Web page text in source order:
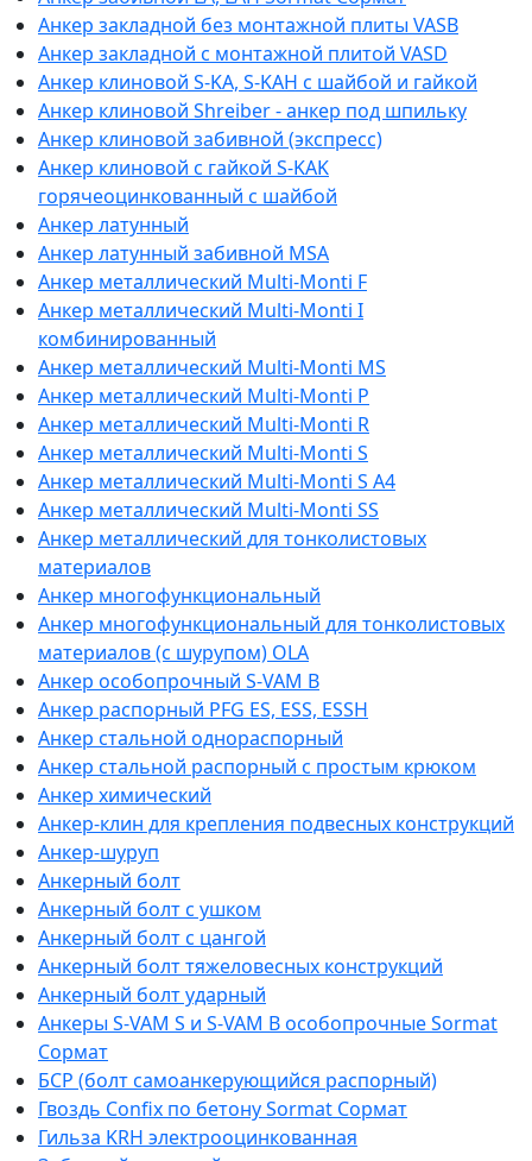
Анкер закладной без монтажной плиты VASB
Анкер закладной с монтажной плитой VASD
Анкер клиновой S-KA, S-KAH с шайбой и гайкой
Анкер клиновой Shreiber - анкер под шпильку
Анкер клиновой забивной (экспресс)
Анкер клиновой с гайкой S-KAK
горячеоцинкованный с шайбой
Анкер латунный
Анкер латунный забивной MSA
Анкер металлический Multi-Monti F
Анкер металлический Multi-Monti I
комбинированный
Анкер металлический Multi-Monti MS
Анкер металлический Multi-Monti P
Анкер металлический Multi-Monti R
Анкер металлический Multi-Monti S
Анкер металлический Multi-Monti S A4
Анкер металлический Multi-Monti SS
Анкер металлический для тонколистовых
материалов
Анкер многофункциональный
Анкер многофункциональный для тонколистовых
материалов (с шурупом) OLA
Анкер особопрочный S-VAM B
Анкер распорный PFG ES, ESS, ESSH
Анкер стальной однораспорный
Анкер стальной распорный с простым крюком
Анкер химический
Анкер-клин для крепления подвесных конструкций
Анкер-шуруп
Анкерный болт
Анкерный болт с ушком
Анкерный болт с цангой
Анкерный болт тяжеловесных конструкций
Анкерный болт ударный
Анкеры S-VAM S и S-VAM В особопрочные Sormat
Сормат
БСР (болт самоанкерующийся распорный)
Гвоздь Confix по бетону Sormat Сормат
Гильза KRH электрооцинкованная